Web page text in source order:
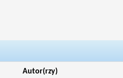
Autor(rzy)